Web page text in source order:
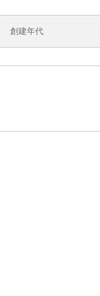
創建年代